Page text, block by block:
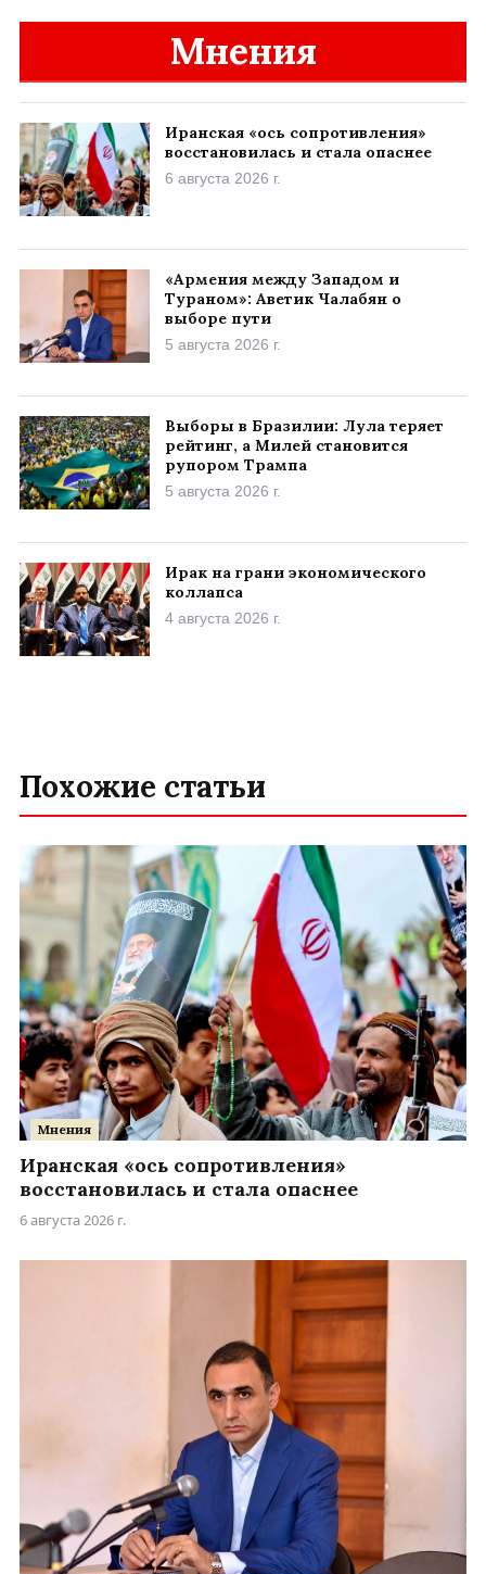
Мнения
Иранская «ось сопротивления»
восстановилась и стала опаснее
6 августа 2026 г.
«Армения между Западом и
Тураном»: Аветик Чалабян о
выборе пути
5 августа 2026 г.
Выборы в Бразилии: Лула теряет
рейтинг, а Милей становится
рупором Трампа
5 августа 2026 г.
Ирак на грани экономического
коллапса
4 августа 2026 г.
Похожие статьи
Мнения
Иранская «ось сопротивления»
восстановилась и стала опаснее
6 августа 2026 г.